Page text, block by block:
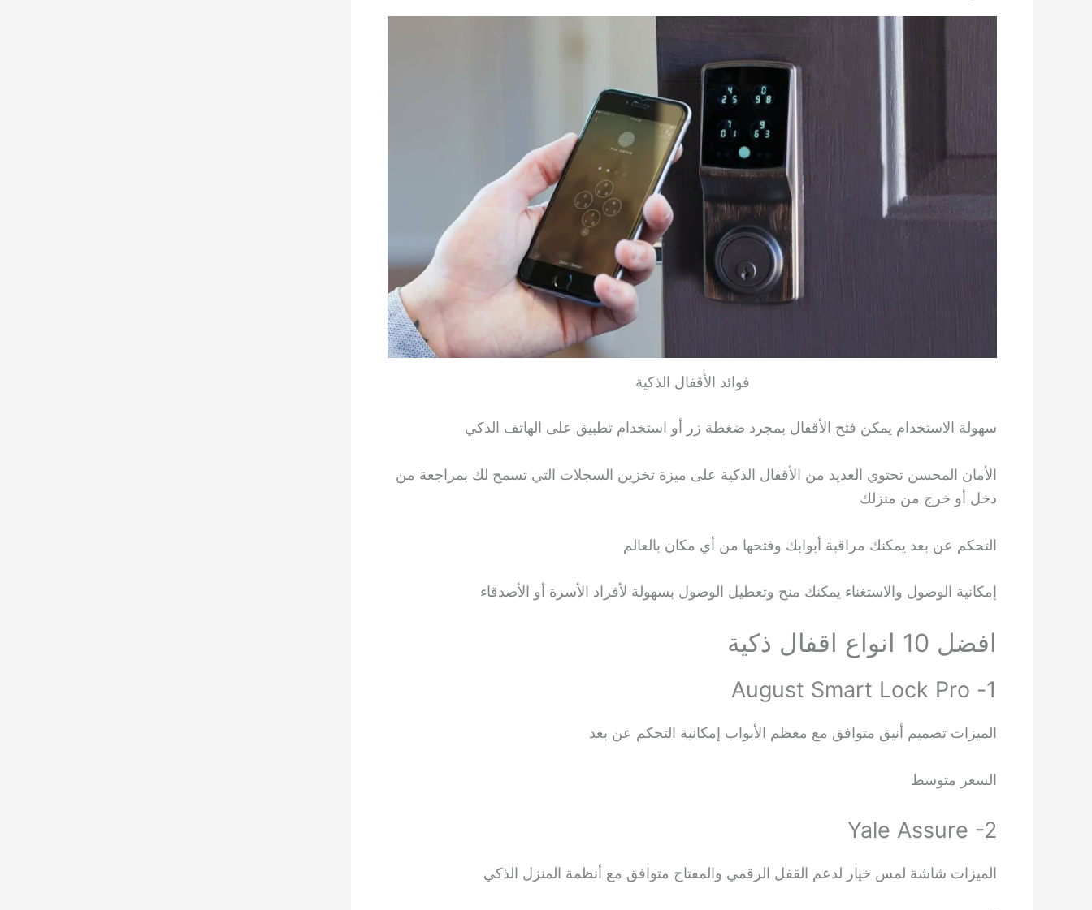
فوائد الأقفال الذكية
سهولة الاستخدام يمكن فتح الأقفال بمجرد ضغطة زر أو استخدام تطبيق على الهاتف الذكي
الأمان المحسن تحتوي العديد من الأقفال الذكية على ميزة تخزين السجلات التي تسمح لك بمراجعة من
دخل أو خرج من منزلك
التحكم عن بعد يمكنك مراقبة أبوابك وفتحها من أي مكان بالعالم
إمكانية الوصول والاستغناء يمكنك منح وتعطيل الوصول بسهولة لأفراد الأسرة أو الأصدقاء
افضل 10 انواع اقفال ذكية
1- August Smart Lock Pro
الميزات تصميم أنيق متوافق مع معظم الأبواب إمكانية التحكم عن بعد
السعر متوسط
Yale Assure -2
الميزات شاشة لمس خيار لدعم القفل الرقمي والمفتاح متوافق مع أنظمة المنزل الذكي